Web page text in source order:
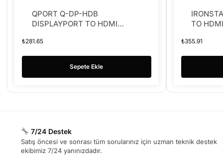
QPORT Q-DP-HDB
DISPLAYPORT TO HDMI
₺281.65
Sepete Ekle
TO
₺355.91
7/24 Destek
Satış öncesi ve sonrası tüm sorularınız için uzman teknik destek
ekibimiz 7/24 yanınızdadır.